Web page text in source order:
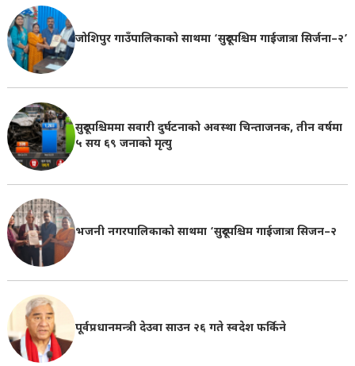
जोशिपुर गाउँपालिकाको साथमा ‘सुदूरपश्चिम गाईजात्रा सिर्जना–२’
सुदूरपश्चिममा सवारी दुर्घटनाको अवस्था चिन्ताजनक, तीन वर्षमा
५ सय ६९ जनाको मृत्यु
भजनी नगरपालिकाको साथमा ‘सुदूरपश्चिम गाईजात्रा सिजन–२
पूर्वप्रधानमन्त्री देउवा साउन २६ गते स्वदेश फर्किने